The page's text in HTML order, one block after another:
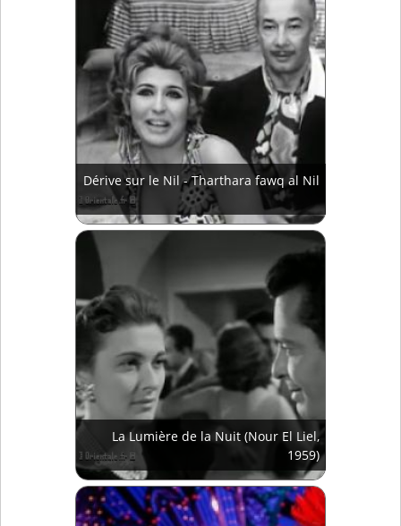
Dérive sur le Nil - Tharthara fawq al Nil
La Lumière de la Nuit (Nour El Liel,
1959)